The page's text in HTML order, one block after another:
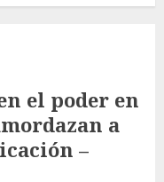
el poder en
a
–